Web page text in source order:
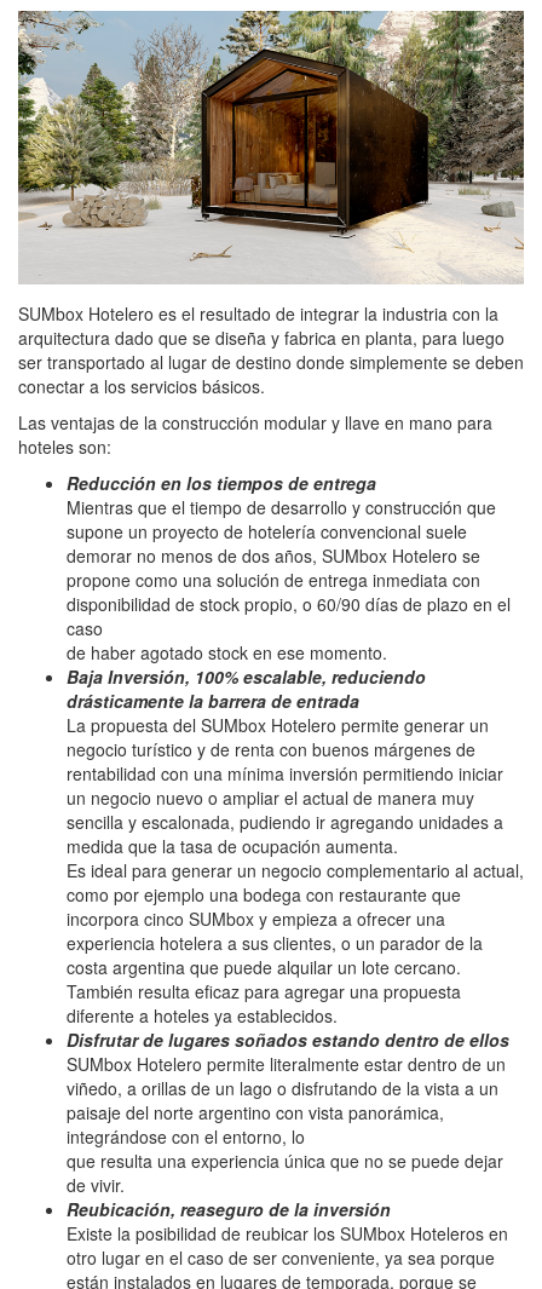
SUMbox Hotelero es el resultado de integrar la industria con la
arquitectura dado que se diseña y fabrica en planta, para luego
ser transportado al lugar de destino donde simplemente se deben
conectar a los servicios básicos.
Las ventajas de la construcción modular y llave en mano para
hoteles son:
Reducción en los tiempos de entrega
Mientras que el tiempo de desarrollo y construcción que
supone un proyecto de hotelería convencional suele
demorar no menos de dos años, SUMbox Hotelero se
propone como una solución de entrega inmediata con
disponibilidad de stock propio, o 60/90 días de plazo en el
caso
de haber agotado stock en ese momento.
Baja Inversión, 100% escalable, reduciendo
drásticamente la barrera de entrada
La propuesta del SUMbox Hotelero permite generar un
negocio turístico y de renta con buenos márgenes de
rentabilidad con una mínima inversión permitiendo iniciar
un negocio nuevo o ampliar el actual de manera muy
sencilla y escalonada, pudiendo ir agregando unidades a
medida que la tasa de ocupación aumenta.
Es ideal para generar un negocio complementario al actual,
como por ejemplo una bodega con restaurante que
incorpora cinco SUMbox y empieza a ofrecer una
experiencia hotelera a sus clientes, o un parador de la
costa argentina que puede alquilar un lote cercano.
También resulta eficaz para agregar una propuesta
diferente a hoteles ya establecidos.
Disfrutar de lugares soñados estando dentro de ellos
SUMbox Hotelero permite literalmente estar dentro de un
viñedo, a orillas de un lago o disfrutando de la vista a un
paisaje del norte argentino con vista panorámica,
integrándose con el entorno, lo
que resulta una experiencia única que no se puede dejar
de vivir.
Reubicación, reaseguro de la inversión
Existe la posibilidad de reubicar los SUMbox Hoteleros en
otro lugar en el caso de ser conveniente, ya sea porque
están instalados en lugares de temporada, porque se